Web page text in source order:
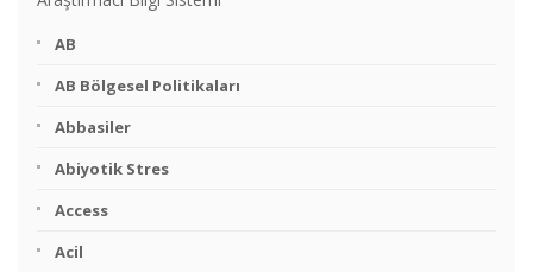
AB
AB Bölgesel Politikaları
Abbasiler
Abiyotik Stres
Access
Acil